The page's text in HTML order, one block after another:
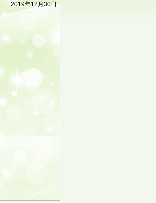
2019年12月30日